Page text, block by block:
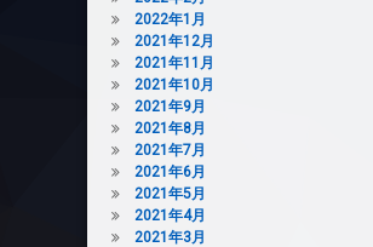
2022年1月
2021年12月
2021年11月
2021年10月
2021年9月
2021年8月
2021年7月
2021年6月
2021年5月
2021年4月
2021年3月